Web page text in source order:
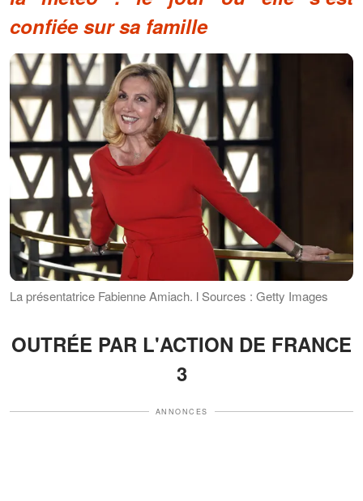
confiée sur sa famille
La présentatrice Fabienne Amiach. ӏ Sources : Getty Images
OUTRÉE PAR L'ACTION DE FRANCE
3
ANNONCES